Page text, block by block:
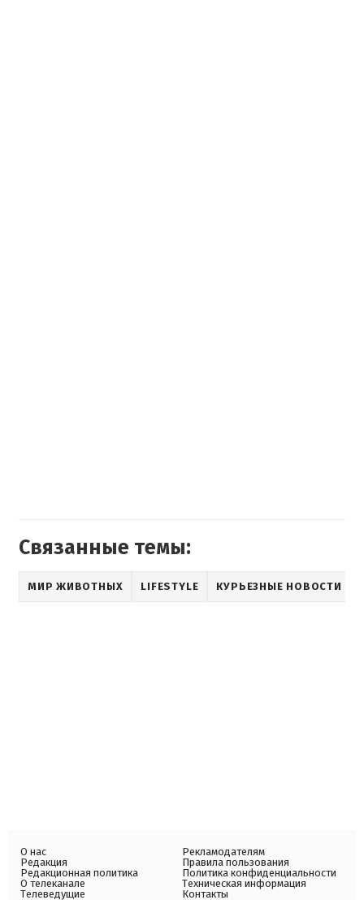
Связанные темы:
МИР ЖИВОТНЫХ LIFESTYLE КУРЬЕЗНЫЕ НОВОСТИ
О нас
Редакция
Редакционная политика
О телеканале
Телеведущие
Рекламодателям
Правила пользования
Политика конфиденциальности
Техническая информация
Контакты